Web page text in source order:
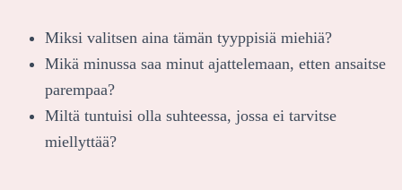
Miksi valitsen aina tämän tyyppisiä miehiä?
Mikä minussa saa minut ajattelemaan, etten ansaitse
parempaa?
Miltä tuntuisi olla suhteessa, jossa ei tarvitse
miellyttää?